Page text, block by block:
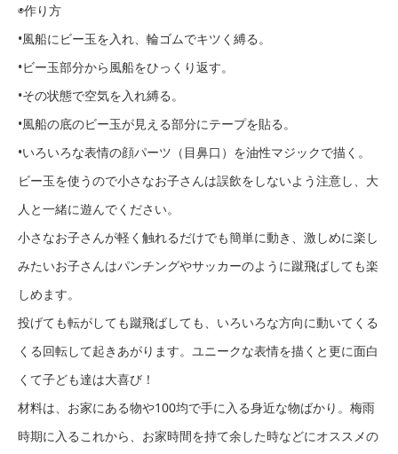
◉作り方
•風船にビー玉を入れ、輪ゴムでキツく縛る。
•ビー玉部分から風船をひっくり返す。
•その状態で空気を入れ縛る。
•風船の底のビー玉が見える部分にテープを貼る。
•いろいろな表情の顔パーツ（目鼻口）を油性マジックで描く。
ビー玉を使うので小さなお子さんは誤飲をしないよう注意し、大
人と一緒に遊んでください。
小さなお子さんが軽く触れるだけでも簡単に動き、激しめに楽し
みたいお子さんはパンチングやサッカーのように蹴飛ばしても楽
しめます。
投げても転がしても蹴飛ばしても、いろいろな方向に動いてくる
くる回転して起きあがります。ユニークな表情を描くと更に面白
くて子ども達は大喜び！
材料は、お家にある物や100均で手に入る身近な物ばかり。梅雨
時期に入るこれから、お家時間を持て余した時などにオススメの